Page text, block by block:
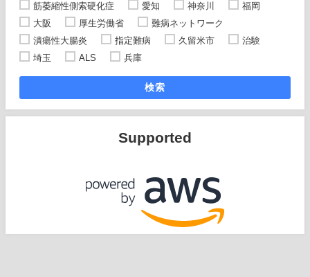
筋萎縮性側索硬化症
愛知 神奈川
福岡
大阪
厚生労働省
難病ネットワーク
潰瘍性大腸炎
指定難病 久留米市
治験
埼玉
ALS 兵庫
検索
Supported